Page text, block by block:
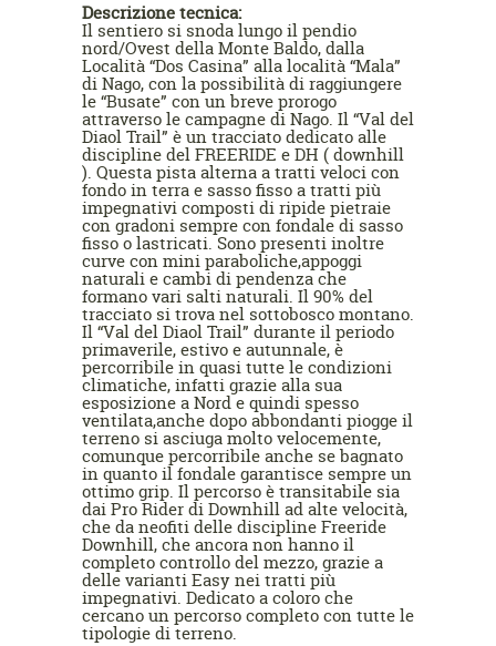
Descrizione tecnica:
Il sentiero si snoda lungo il pendio
nord/Ovest della Monte Baldo, dalla
Località “Dos Casina” alla località “Mala”
di Nago, con la possibilità di raggiungere
le “Busate” con un breve prorogo
attraverso le campagne di Nago. Il “Val del
Diaol Trail” è un tracciato dedicato alle
discipline del FREERIDE e DH ( downhill
). Questa pista alterna a tratti veloci con
fondo in terra e sasso fisso a tratti più
impegnativi composti di ripide pietraie
con gradoni sempre con fondale di sasso
fisso o lastricati. Sono presenti inoltre
curve con mini paraboliche,appoggi
naturali e cambi di pendenza che
formano vari salti naturali. Il 90% del
tracciato si trova nel sottobosco montano.
Il “Val del Diaol Trail” durante il periodo
primaverile, estivo e autunnale, è
percorribile in quasi tutte le condizioni
climatiche, infatti grazie alla sua
esposizione a Nord e quindi spesso
ventilata,anche dopo abbondanti piogge il
terreno si asciuga molto velocemente,
comunque percorribile anche se bagnato
in quanto il fondale garantisce sempre un
ottimo grip. Il percorso è transitabile sia
dai Pro Rider di Downhill ad alte velocità,
che da neofiti delle discipline Freeride
Downhill, che ancora non hanno il
completo controllo del mezzo, grazie a
delle varianti Easy nei tratti più
impegnativi. Dedicato a coloro che
cercano un percorso completo con tutte le
tipologie di terreno.